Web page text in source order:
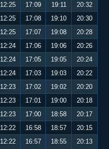
12:25 17:09 19:11
20:32
12:25 17:08 19:10
20:30
12:25 17:07 19:08
20:28
12:24 17:06 19:06
20:26
12:24 17:05 19:05
20:24
12:24 17:03 19:03
20:22
12:23 17:02 19:02
20:20
12:23 17:01 19:00
20:18
12:23 17:00 18:58
20:17
12:22 16:58 18:57
20:15
12:22 16:57 18:55
20:13